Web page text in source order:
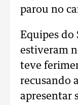
parou no
Equipes do
estiveram
teve
recusando
apresentar